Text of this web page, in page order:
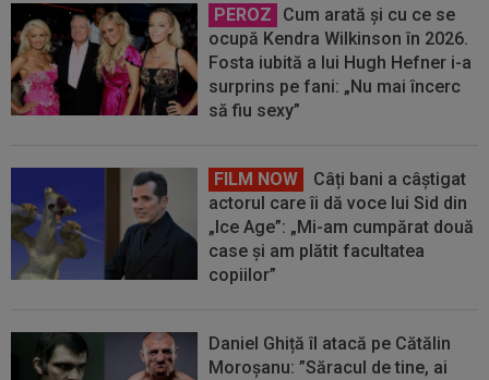
PEROZ
Cum arată și cu ce se
ocupă Kendra Wilkinson în 2026.
Fosta iubită a lui Hugh Hefner i-a
surprins pe fani: „Nu mai încerc
să fiu sexy”
FILM NOW
Câți bani a câștigat
actorul care îi dă voce lui Sid din
„Ice Age”: „Mi-am cumpărat două
case și am plătit facultatea
copiilor”
Daniel Ghiță îl atacă pe Cătălin
Moroșanu: ”Săracul de tine, ai